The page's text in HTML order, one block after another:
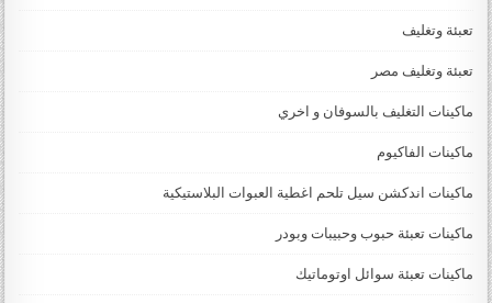
تعبئة وتغليف
تعبئة وتغليف مصر
ماكينات التغليف بالسوفان و اخري
ماكينات الفاكيوم
ماكينات اندكشن سيل تلحم اغطية العبوات البلاستيكية
ماكينات تعبئة حبوب وحبيبات وبودر
ماكينات تعبئة سوائل اوتوماتيك